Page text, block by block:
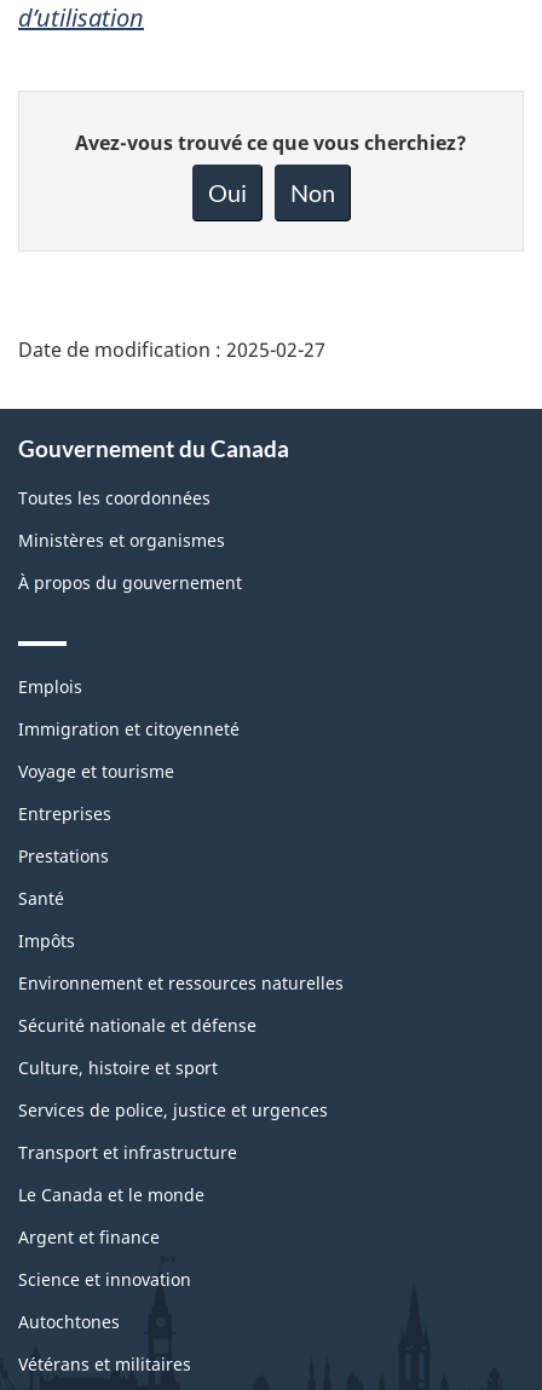
d’utilisation
Donnez
votre
page
Avez-vous trouvé ce que vous cherchiez?
Oui Non
Date de modification : 2025-02-27
this
site
Gouvernement du Canada
Toutes les coordonnées
Ministères et organismes
À propos du gouvernement
Themes
topics
Emplois
Immigration et citoyenneté
Voyage et tourisme
Entreprises
Prestations
Santé
Impôts
Environnement et ressources naturelles
Sécurité nationale et défense
Culture, histoire et sport
Services de police, justice et urgences
Transport et infrastructure
Le Canada et le monde
Argent et finance
Science et innovation
Autochtones
Vétérans et militaires